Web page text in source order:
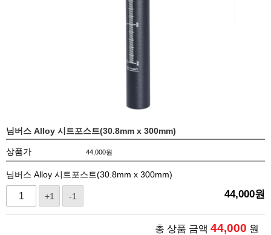
님버스 Alloy 시트포스트(30.8mm x 300mm)
상품가 44,000원
님버스 Alloy 시트포스트(30.8mm x 300mm)
+1 -1 44,000원
총 상품 금액 44,000 원